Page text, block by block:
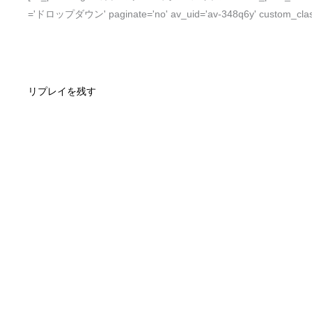
='ドロップダウン' paginate='no' av_uid='av-348q6y'
リプレイを残す